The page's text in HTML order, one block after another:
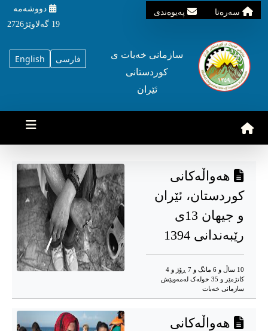
سه‌ره‌تا په‌یوه‌ندی
دووشه‌مه‌‌
19 گه‌لاوێژ2726
English فارسی
سازمانی خه‌بات ی
کوردستانی
ئێران
هەواڵەکانی
کوردستان، ئێران
و جیهان 13ی
رێبەندانی 1394
10 ساڵ و 6 مانگ و 7 ڕۆژ و 4
کاتژمێر و 35 خوله‌ک له‌مه‌وپێش‌
سازمانی خەبات
هەواڵەکانی